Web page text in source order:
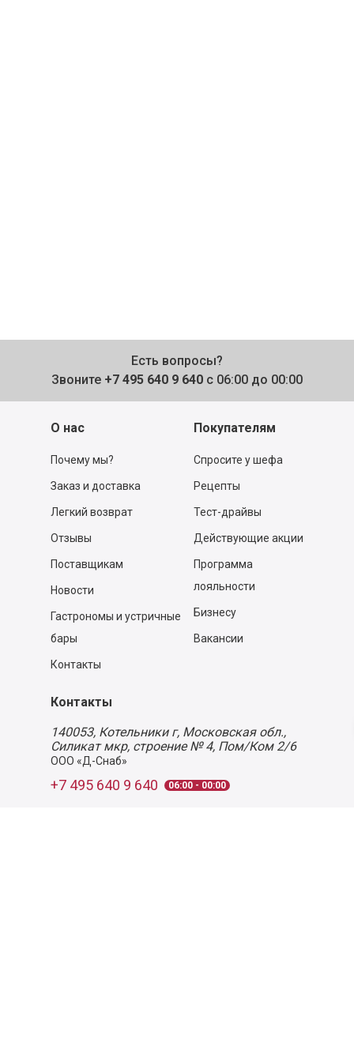
Есть вопросы?
Звоните +7 495 640 9 640 с 06:00 до 00:00
О нас
Почему мы?
Заказ и доставка
Легкий возврат
Отзывы
Поставщикам
Новости
Гастрономы и устричные
бары
Контакты
Покупателям
Спросите у шефа
Рецепты
Тест-драйвы
Действующие акции
Программа
лояльности
Бизнесу
Вакансии
Контакты
140053, Котельники г, Московская обл.,
Силикат мкр, строение № 4, Пом/Ком 2/6
ООО «Д-Снаб»
+7 495 640 9 640 06:00 - 00:00